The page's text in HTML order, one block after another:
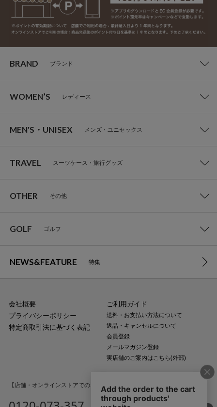
BRAND ブランド
WOMEN’S レディース
MEN'S・UNISEX メンズ・ユニセックス
TRAVEL スーツケース・旅行グッズ
OTHER その他
GOLF ゴルフ
NEWS&FEATURE 特集
会社概要
プライバシーポリシー
特定商取引法に基づく表記
ご利用ガイド
送料・お支払い方法について
返品・キャンセルについて
会員登録
メールマガジン登録
実店舗のご案内はこちら(外部)
【店舗・オンラインストアでのご購入に関するお問い合わせ】